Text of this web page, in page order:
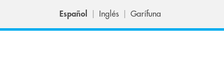
Español Inglés Garífuna